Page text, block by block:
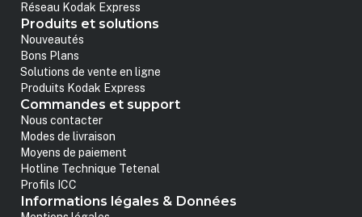
Réseau Kodak Express
Produits et solutions
Nouveautés
Bons Plans
Solutions de vente en ligne
Produits Kodak Express
Commandes et support
Nous contacter
Modes de livraison
Moyens de paiement
Hotline Technique Tetenal
Profils ICC
Informations légales & Données